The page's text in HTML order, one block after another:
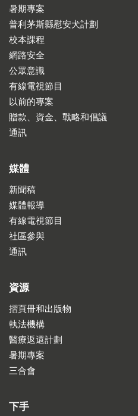
暑期專案
普利茅斯縣慰安犬計劃
校本課程
網路安全
公眾意識
有線電視節目
以前的專案
贈款、資金、戰略和倡議
通訊
媒體
新聞稿
媒體報導
有線電視節目
社區參與
通訊
資源
摺頁冊和出版物
執法機構
醫療返還計劃
暑期專案
三合會
下手